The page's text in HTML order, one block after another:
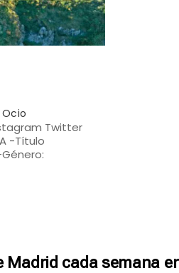
Twitter
-Título
Madrid cada semana